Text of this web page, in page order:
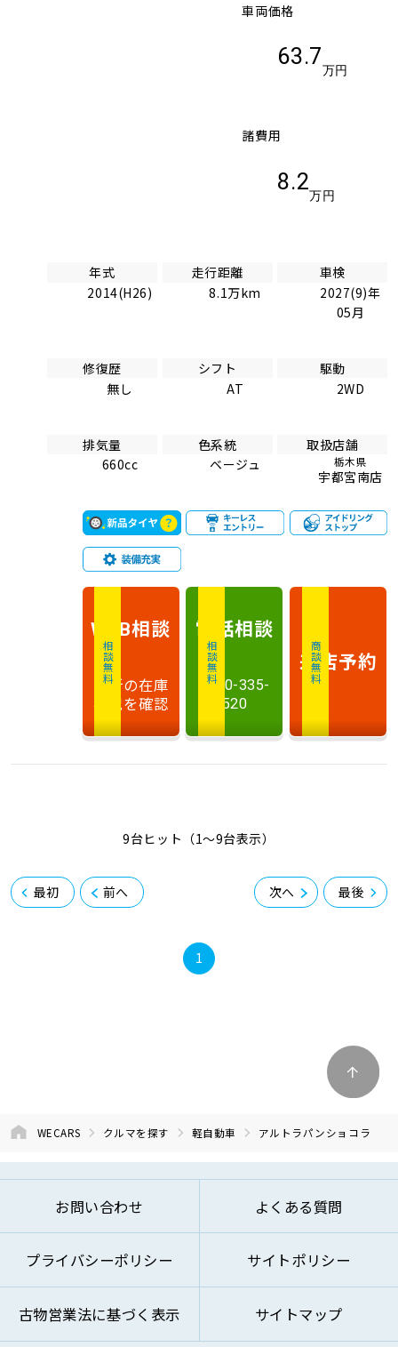
車両価格
63.7
万円
諸費用
8.2
万円
年式
2014(H26)
走行距離
8.1万km
車検
2027(9)年
05月
修復歴
無し
シフト
AT
駆動
2WD
排気量
660cc
色系統
ベージュ
取扱店舗
栃木県
宇都宮南店
相談無料
WEB相談
最新の在庫
状況を確認
相談無料
電話相談
0120-335-
520
商談無料
来店予約
9台ヒット（1〜9台表示）
最初 前へ
1
次へ 最後
WECARS クルマを探す 軽自動車 アルトラパンショコラ
お問い合わせ よくある質問
プライバシーポリシー サイトポリシー
古物営業法に基づく表示 サイトマップ